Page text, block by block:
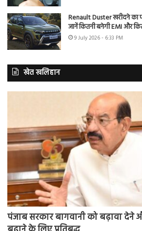
Renault Duster खरीदने का
जानें कितनी बनेगी EMI और
9 July 2026 - 6:33 PM
खेत खलिहान
पंजाब सरकार बागवानी को बढ़ावा